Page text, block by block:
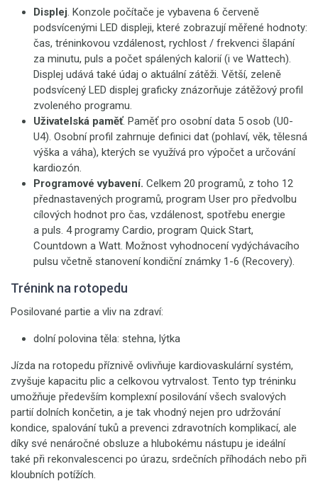
Displej. Konzole počítače je vybavena 6 červeně
podsvícenými LED displeji, které zobrazují měřené hodnoty:
čas, tréninkovou vzdálenost, rychlost / frekvenci šlapání
za minutu, puls a počet spálených kalorií (i ve Wattech).
Displej udává také údaj o aktuální zátěži. Větší, zeleně
podsvícený LED displej graficky znázorňuje zátěžový profil
zvoleného programu.
Uživatelská paměť. Paměť pro osobní data 5 osob (U0-
U4). Osobní profil zahrnuje definici dat (pohlaví, věk, tělesná
výška a váha), kterých se využívá pro výpočet a určování
kardiozón.
Programové vybavení. Celkem 20 programů, z toho 12
přednastavených programů, program User pro předvolbu
cílových hodnot pro čas, vzdálenost, spotřebu energie
a puls. 4 programy Cardio, program Quick Start,
Countdown a Watt. Možnost vyhodnocení vydýchávacího
pulsu včetně stanovení kondiční známky 1-6 (Recovery).
Trénink na rotopedu
Posilované partie a vliv na zdraví:
dolní polovina těla: stehna, lýtka
Jízda na rotopedu příznivě ovlivňuje kardiovaskulární systém,
zvyšuje kapacitu plic a celkovou vytrvalost. Tento typ tréninku
umožňuje především komplexní posilování všech svalových
partií dolních končetin, a je tak vhodný nejen pro udržování
kondice, spalování tuků a prevenci zdravotních komplikací, ale
díky své nenáročné obsluze a hlubokému nástupu je ideální
také při rekonvalescenci po úrazu, srdečních příhodách nebo při
kloubních potížích.